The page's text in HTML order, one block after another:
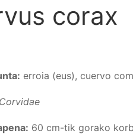
corax
erroia (eus), cuervo
Corvidae
60 cm-tik gorako